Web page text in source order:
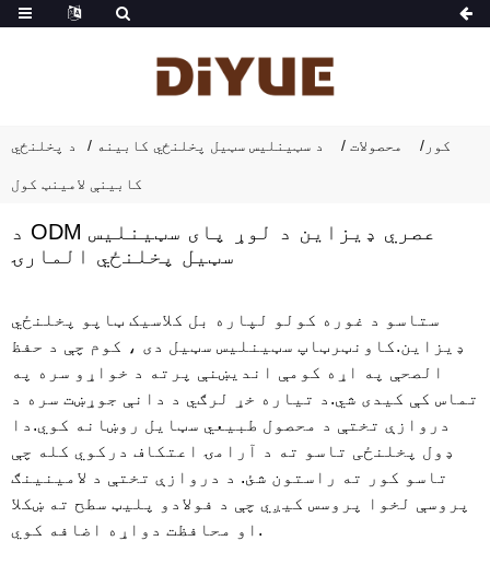
کور محصولات د سټینلیس سټیل پخلنځي کابینه د پخلنځي
کابینې لامینټ کول
د ODM عصري ډیزاین د لوړ پای سټینلیس
سټیل پخلنځي المارۍ
ستاسو د غوره کولو لپاره بل کلاسیک ټاپو پخلنځي
ډیزاین.کاونټرټاپ سټینلیس سټیل دی ، کوم چې د حفظ
الصحې په اړه کومې اندیښنې پرته د خواړو سره په
تماس کې کیدی شي.د تیاره خړ لرګي د دانې جوړښت سره د
دروازې تختې د محصول طبیعي سټایل روښانه کوي.دا
ډول پخلنځی تاسو ته د آرامۍ اعتکاف درکوي کله چې
تاسو کور ته راستون شئ. د دروازې تختې د لامینینګ
پروسې لخوا پروسس کیږي چې د فولادو پلیټ سطح ته ښکلا
او محافظت دواړه اضافه کوي.